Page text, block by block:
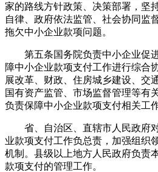
家的路线方针政策、决策部署，坚
自律、政府依法监管、社会协同监
拖欠中小企业款项问题。
第五条国务院负责中小企业促
障中小企业款项支付工作进行综合
展改革、财政、住房城乡建设、交
国有资产监管、市场监督管理等有
负责保障中小企业款项支付相关工作
省、自治区、直辖市人民政府
业款项支付工作负总责，加强组织
机制。县级以上地方人民政府负责
款项支付的管理工作。